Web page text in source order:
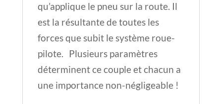
qu’applique le pneu sur la route. Il
est la résultante de toutes les
forces que subit le système roue-
pilote. Plusieurs paramètres
déterminent ce couple et chacun a
une importance non-négligeable !